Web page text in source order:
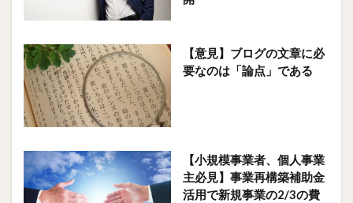
【意見】ブログの文章に必
要なのは「論点」である
【小規模事業者、個人事業
主必見】事業再構築補助金
活用で新規事業の2/3の費